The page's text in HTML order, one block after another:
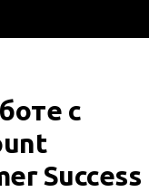
с
Success